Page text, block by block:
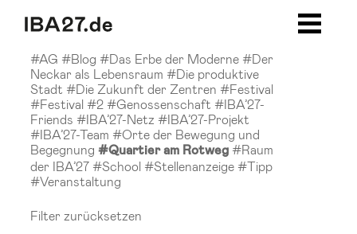
#AG #Blog #Das Erbe der Moderne #Der
Neckar als Lebensraum #Die produktive
Stadt #Die Zukunft der Zentren #Festival
#Festival #2 #Genossenschaft #IBA’27-
Friends #IBA’27-Netz #IBA’27-Projekt
#IBA’27-Team #Orte der Bewegung und
Begegnung #Quartier am Rotweg #Raum
der IBA’27 #School #Stellenanzeige #Tipp
#Veranstaltung
Filter zurücksetzen